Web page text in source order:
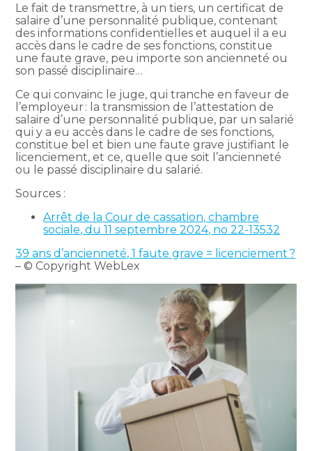
Le fait de transmettre, à un tiers, un certificat de
salaire d’une personnalité publique, contenant
des informations confidentielles et auquel il a eu
accès dans le cadre de ses fonctions, constitue
une faute grave, peu importe son ancienneté ou
son passé disciplinaire…
Ce qui convainc le juge, qui tranche en faveur de
l’employeur : la transmission de l’attestation de
salaire d’une personnalité publique, par un salarié
qui y a eu accès dans le cadre de ses fonctions,
constitue bel et bien une faute grave justifiant le
licenciement, et ce, quelle que soit l’ancienneté
ou le passé disciplinaire du salarié.
Sources :
Arrêt de la Cour de cassation, chambre
sociale, du 11 septembre 2024, no 22-13532
39 ans d’ancienneté, 1 faute grave = licenciement ?
– © Copyright WebLex